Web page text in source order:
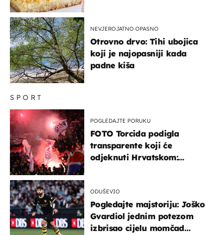
SPORT
POGLEDAJTE PORUKU
FOTO Torcida podigla
transparente koji će
odjeknuti Hrvatskom:
ODUŠEVIO
Pogledajte majstoriju: Joško
Gvardiol jednim potezom
izbrisao cijelu momčad
NEVJEROJATNO OPASNO
Otrovno drvo: Tihi ubojica
koji je najopasniji kada
padne kiša